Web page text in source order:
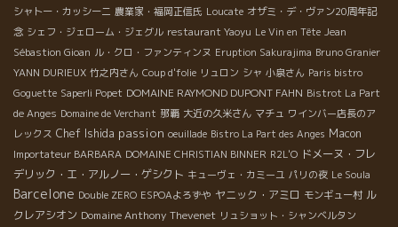
シャトー・カッシーニ 農業家・福岡正信氏 Loucate オザミ・デ・ヴァン20周年記
念 シェフ・ジェローム・ジェグル restaurant Yaoyu Le Vin en Tête Jean
Sébastion Gioan ル・クロ・ファンティンヌ Eruption Sakurajima Bruno Granier
YANN DURIEUX 竹之内さん Coup d'folie リュロン シャ 小泉さん Paris bistro
Goguette Saperli Popet DOMAINE RAYMOND DUPONT FAHN Bistrot La Part
de Anges Domaine de Verchant 那覇 大近の久米さん マチュ ワインバー店長のア
レックス Chef Ishida passion oeuillade Bistro La Part des Anges Macon
Importateur BARBARA DOMAINE CHRISTIAN BINNER R2L'O ドメーヌ・フレ
デリック・エ・アルノー・ゲシクト キューヴェ・カミーユ パリの夜 Le Soula
Barcelone Double ZERO ESPOAよろずや ヤニック・アミロ モンギュー村 ル
クレアシオン Domaine Anthony Thevenet リュショット・シャンベルタン